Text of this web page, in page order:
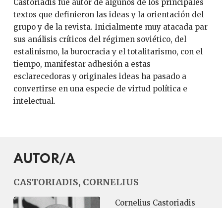
Castoriadis fue autor de algunos de los principales
textos que definieron las ideas y la orientación del
grupo y de la revista. Inicialmente muy atacada par
sus análisis críticos del régimen soviético, del
estalinismo, la burocracia y el totalitarismo, con el
tiempo, manifestar adhesión a estas
esclarecedoras y originales ideas ha pasado a
convertirse en una especie de virtud política e
intelectual.
AUTOR/A
CASTORIADIS, CORNELIUS
Cornelius Castoriadis